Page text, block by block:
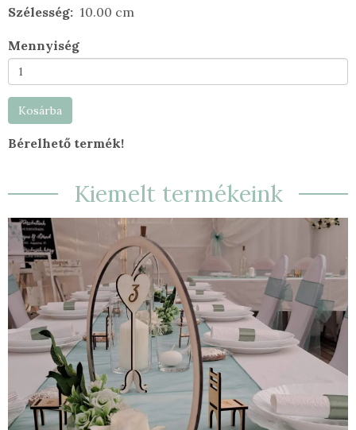
Szélesség
10.00 cm
Mennyiség
Kosárba
Bérelhető termék!
Kiemelt termékeink